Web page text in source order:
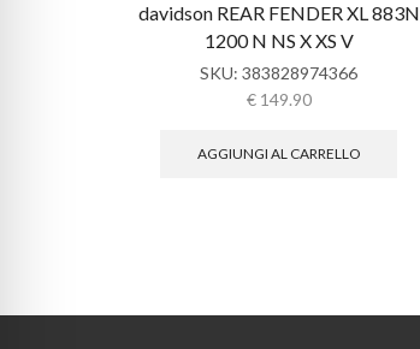
davidson REAR FENDER XL 883N
1200 N NS X XS V
SKU:383828974366
€149.90
AGGIUNGI AL CARRELLO